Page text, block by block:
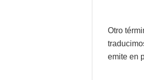
Otro
emite en